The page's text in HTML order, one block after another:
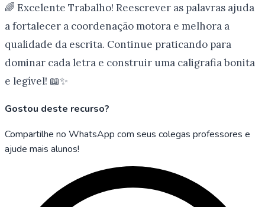
🌈 Excelente Trabalho! Reescrever as palavras ajuda
a fortalecer a coordenação motora e melhora a
qualidade da escrita. Continue praticando para
dominar cada letra e construir uma caligrafia bonita
e legível! 📖✨
Gostou deste recurso?
Compartilhe no WhatsApp com seus colegas professores e
ajude mais alunos!